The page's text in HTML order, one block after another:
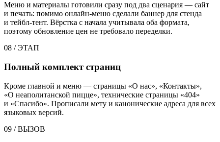
Меню и материалы готовили сразу под два сценария — сайт
и печать: помимо онлайн-меню сделали баннер для стенда
и тейбл-тент. Вёрстка с начала учитывала оба формата,
поэтому обновление цен не требовало переделки.
08 /ЭТАП
Полный комплект страниц
Кроме главной и меню — страницы «О нас», «Контакты»,
«О неаполитанской пицце», технические страницы «404»
и «Спасибо». Прописали мету и канонические адреса для всех
языковых версий.
09 /ВЫЗОВ